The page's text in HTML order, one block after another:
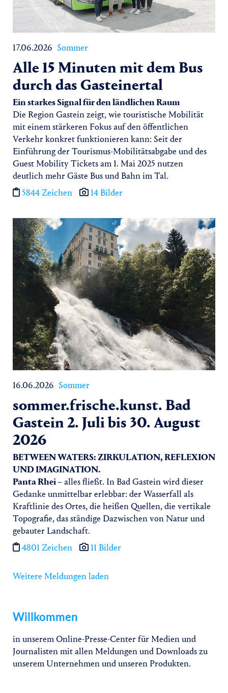
17.06.2026 Sommer
Alle 15 Minuten mit dem Bus
durch das Gasteinertal
Ein starkes Signal für den ländlichen Raum
Die Region Gastein zeigt, wie touristische Mobilität
mit einem stärkeren Fokus auf den öffentlichen
Verkehr konkret funktionieren kann: Seit der
Einführung der Tourismus-Mobilitätsabgabe und des
Guest Mobility Tickets am 1. Mai 2025 nutzen
deutlich mehr Gäste Bus und Bahn im Tal.
5844 Zeichen
14 Bilder
16.06.2026 Sommer
sommer.frische.kunst. Bad
Gastein 2. Juli bis 30. August
2026
BETWEEN WATERS: ZIRKULATION, REFLEXION
UND IMAGINATION.
Panta Rhei– alles fließt. In Bad Gastein wird dieser
Gedanke unmittelbar erlebbar: der Wasserfall als
Kraftlinie des Ortes, die heißen Quellen, die vertikale
Topografie, das ständige Dazwischen von Natur und
gebauter Landschaft.
4801 Zeichen
11 Bilder
Weitere Meldungen laden
Willkommen
in unserem Online-Presse-Center für Medien und
Journalisten mit allen Meldungen und Downloads zu
unserem Unternehmen und unseren Produkten.